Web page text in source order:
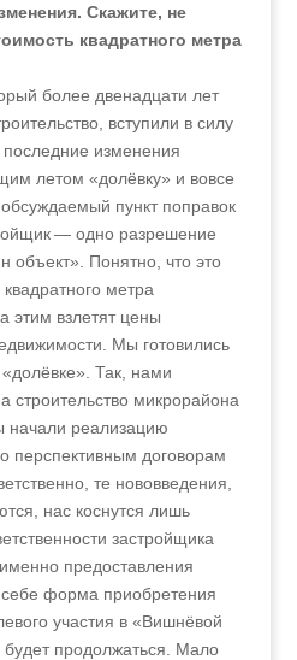
Скажите, не
квадратного метра
более двенадцати лет
вступили в силу
изменения
летом «долёвку» и вовсе
пункт поправок
— одно разрешение
объект». Понятно, что это
метра
этим взлетят цены
Мы готовились
Так, нами
строительство микрорайона
начали реализацию
перспективным договорам
те нововведения,
нас коснутся лишь
застройщика
предоставления
форма приобретения
участия в «Вишнёвой
будет продолжаться. Мало